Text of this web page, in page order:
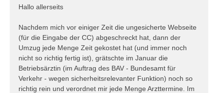
i
a
g
Hallo allerseits
Nachdem mich vor einiger Zeit die ungesicherte Webseite
(für die Eingabe der CC) abgeschreckt hat, dann der
Umzug jede Menge Zeit gekostet hat (und immer noch
nicht so richtig fertig ist), grätschte im Januar die
Betriebsärztin (im Auftrag des BAV - Bundesamt für
Verkehr - wegen sicherheitsrelevanter Funktion) noch so
richtig rein und verordnet mir jede Menge Arzttermine. Im